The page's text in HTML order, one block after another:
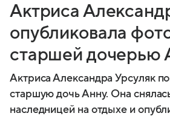
Актриса
опубликовала
старшей дочерью
Актриса Александра Урсуляк
старшую дочь Анну. Она
наследницей на отдыхе и